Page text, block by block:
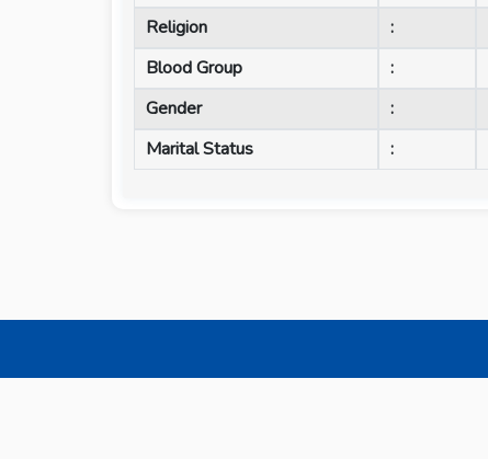
Religion
:
Blood Group
:
Gender
:
Marital Status
: